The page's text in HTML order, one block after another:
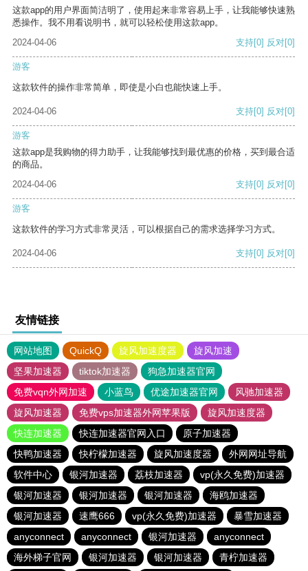
这款app的用户界面简洁明了，使用起来非常容易上手，让我能够快速熟
悉操作。我不用看说明书，就可以轻松使用这款app。
2024-04-06
支持[0] 反对[0]
游客
这款软件的操作非常简单，即使是小白也能快速上手。
2024-04-06 支持[0] 反对[0]
游客
这款app是我购物的得力助手，让我能够找到最优惠的价格，买到最合适
的商品。
2024-04-06
支持[0] 反对[0]
游客
这款软件的学习方式非常灵活，可以根据自己的需求选择学习方式。
2024-04-06 支持[0] 反对[0]
友情链接
网站地图 QuickQ 旋风加速度器
旋风加速
坚果加速器
tiktok加速器
狗急加速器官网
免费vqn外网加速
小蓝鸟 优途加速器官网
风驰加速器
旋风加速器
免费vps加速器外网苹果版
旋风加速度器
快连加速器
快连加速器官网入口
原子加速器
快鸭加速器
快柠檬加速器 旋风加速度器
外网网址导航
软件中心
银河加速器 荔枝加速器
vp(永久免费)加速器
银河加速器
银河加速器 银河加速器
海鸥加速器
银河加速器
速鹰666 vp(永久免费)加速器
暴雪加速器
anyconnect
anyconnect 银河加速器
anyconnect
海外梯子官网
银河加速器 银河加速器 青柠加速器